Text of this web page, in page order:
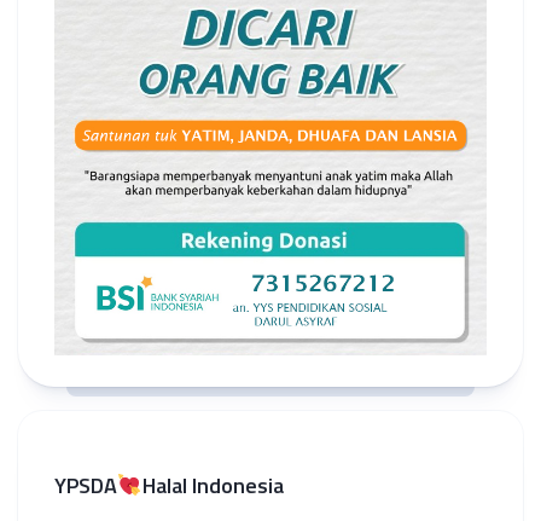
YPSDA Halal Indonesia